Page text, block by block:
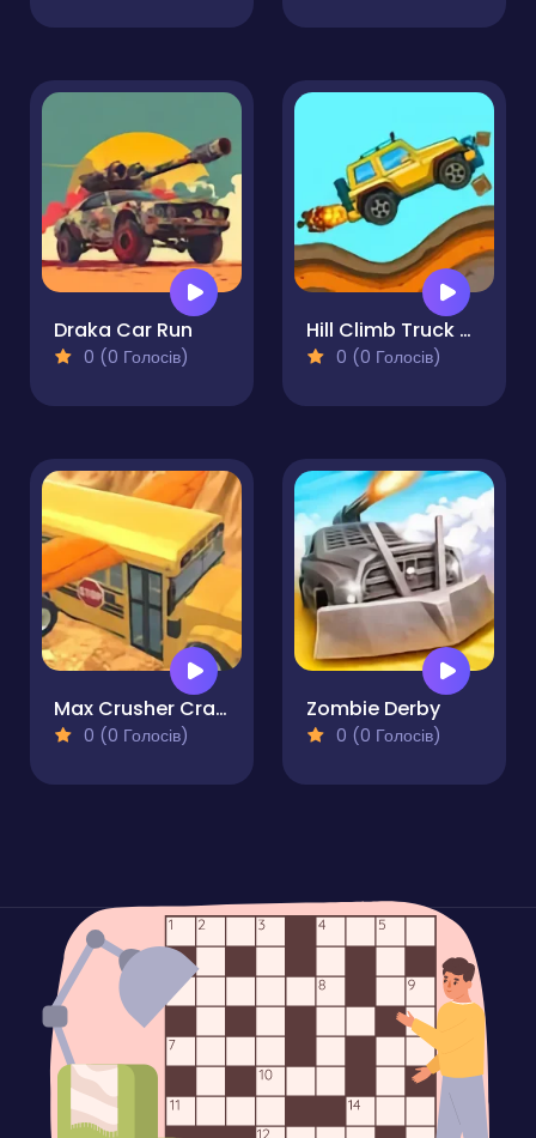
Draka Car Run
0 (0 Голосів)
Hill Climb Truck Transform Adventure
0 (0 Голосів)
Max Crusher Crazy Destruction and Car Crashes
0 (0 Голосів)
Zombie Derby
0 (0 Голосів)